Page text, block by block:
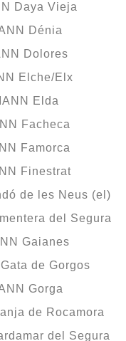
Daya Vieja
Dénia
Dolores
Elche/Elx
Elda
Facheca
Famorca
Finestrat
de les Neus (el)
del Segura
Gaianes
de Gorgos
Gorga
de Rocamora
del Segura